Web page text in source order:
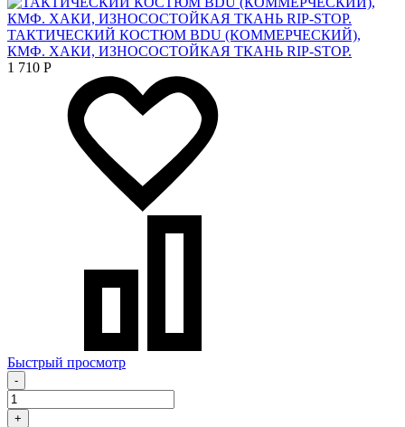
ТАКТИЧЕСКИЙ КОСТЮМ BDU (КОММЕРЧЕСКИЙ),
КМФ. ХАКИ, ИЗНОСОСТОЙКАЯ ТКАНЬ RIP-STOP.
1 710 Р
Быстрый просмотр
-
+